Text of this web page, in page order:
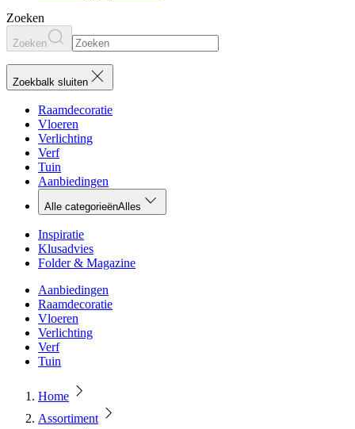
Zoeken
Zoeken
Zoekbalk sluiten
Raamdecoratie
Vloeren
Verlichting
Verf
Tuin
Aanbiedingen
Alle categorieënAlles
Inspiratie
Klusadvies
Folder & Magazine
Aanbiedingen
Raamdecoratie
Vloeren
Verlichting
Verf
Tuin
Home
Assortiment